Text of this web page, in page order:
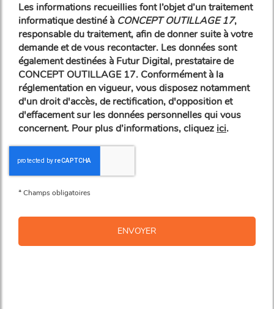
Les informations recueillies font l’objet d’un traitement
informatique destiné à CONCEPT OUTILLAGE 17,
responsable du traitement, afin de donner suite à votre
demande et de vous recontacter. Les données sont
également destinées à Futur Digital, prestataire de
CONCEPT OUTILLAGE 17. Conformément à la
réglementation en vigueur, vous disposez notamment
d'un droit d'accès, de rectification, d'opposition et
d'effacement sur les données personnelles qui vous
concernent. Pour plus d’informations, cliquez ici.
*Champs obligatoires